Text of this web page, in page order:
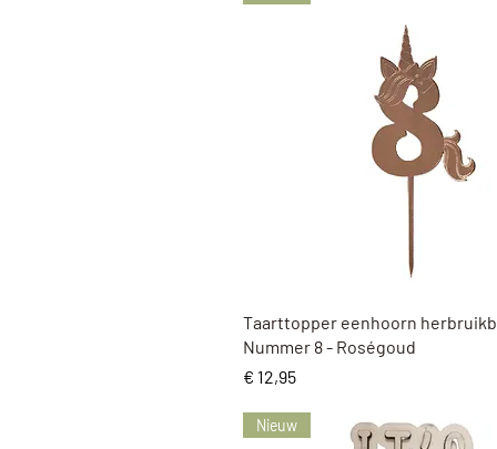
Snel overzicht
Taarttopper eenhoorn
Nummer 8 - Roségoud
Prijs
€ 12,95
Nieuw